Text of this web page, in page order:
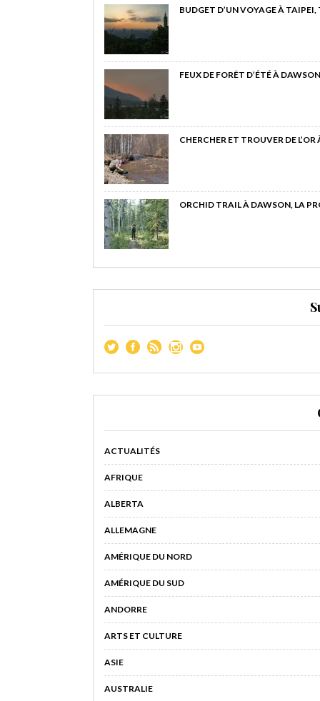
BUDGET D’UN VOYAGE À
FEUX DE FORÊT D’ÉTÉ À
CHERCHER ET TROUVER DE
ORCHID TRAIL À DAWSON, LA
ACTUALITÉS
AFRIQUE
ALBERTA
ALLEMAGNE
AMÉRIQUE DU NORD
AMÉRIQUE DU SUD
ANDORRE
ARTS ET CULTURE
ASIE
AUSTRALIE